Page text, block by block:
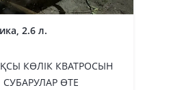
2.6 л.
КӨЛІК КВАТРОСЫН
ӨТЕ